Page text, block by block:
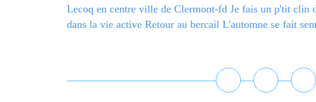
Lecoq en centre ville de Clermont-fd Je fais un p'tit clin
dans la vie active Retour au bercail L'automne se fait